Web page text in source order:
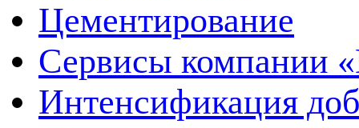
Цементирование
Сервисы компании
Интенсификация